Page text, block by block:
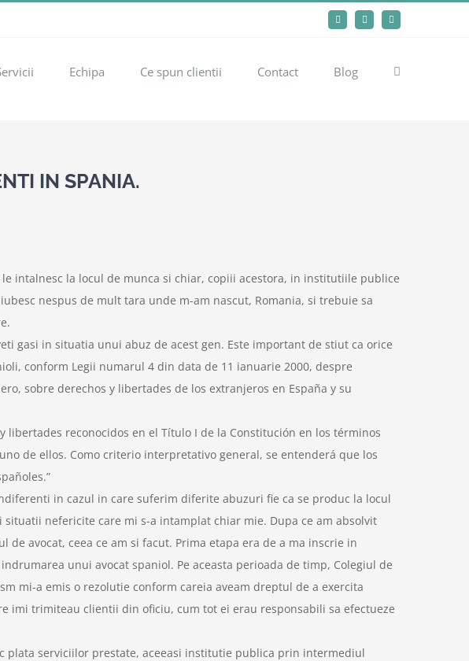
FacebookLinkedInInstagram
Echipa Ce spun clientii Contact Blog
IN SPANIA.
intalnesc la locul de munca si chiar, copiii acestora, in institutiile publice
nespus de mult tara unde m-am nascut, Romania, si trebuie sa
gasi in situatia unui abuz de acest gen. Este important de stiut ca orice
conform Legii numarul 4 din data de 11 ianuarie 2000, despre
sobre derechos y libertades de los extranjeros en España y su
libertades reconocidos en el Título I de la Constitución en los términos
de ellos. Como criterio interpretativo general, se entenderá que los
in cazul in care suferim diferite abuzuri fie ca se produc la locul
nefericite care mi s-a intamplat chiar mie. Dupa ce am absolvit
avocat, ceea ce am si facut. Prima etapa era de a ma inscrie in
unui avocat spaniol. Pe aceasta perioada de timp, Colegiul de
mi-a emis o rezolutie conform careia aveam dreptul de a exercita
imi trimiteau clientii din oficiu, cum tot ei erau responsabili sa efectueze
serviciilor prestate, aceeasi institutie publica prin intermediul